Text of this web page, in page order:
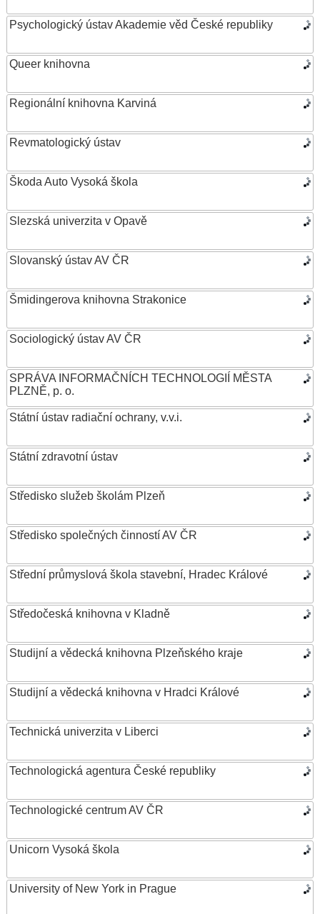
Psychologický ústav Akademie věd České republiky
Queer knihovna
Regionální knihovna Karviná
Revmatologický ústav
Škoda Auto Vysoká škola
Slezská univerzita v Opavě
Slovanský ústav AV ČR
Šmidingerova knihovna Strakonice
Sociologický ústav AV ČR
SPRÁVA INFORMAČNÍCH TECHNOLOGIÍ MĚSTA
PLZNĚ, p. o.
Státní ústav radiační ochrany, v.v.i.
Státní zdravotní ústav
Středisko služeb školám Plzeň
Středisko společných činností AV ČR
Střední průmyslová škola stavební, Hradec Králové
Středočeská knihovna v Kladně
Studijní a vědecká knihovna Plzeňského kraje
Studijní a vědecká knihovna v Hradci Králové
Technická univerzita v Liberci
Technologická agentura České republiky
Technologické centrum AV ČR
Unicorn Vysoká škola
University of New York in Prague